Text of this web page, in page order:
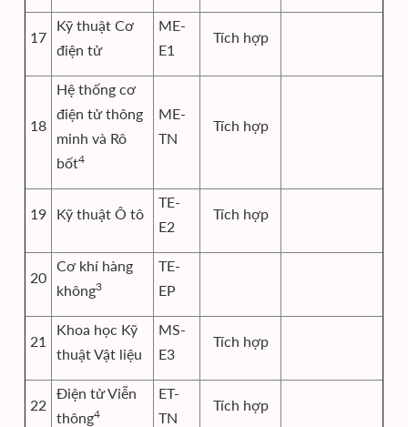
17
Kỹ thuật Cơ
điện tử
ME-
E1
Tích hợp
18
Hệ thống cơ
điện tử thông
minh và Rô
bốt4
ME-
TN
Tích hợp
19 Kỹ thuật Ô tô
TE-
E2
Tích hợp
20
Cơ khí hàng
không3
TE-
EP
21
Khoa học Kỹ
thuật Vật liệu
MS-
E3
Tích hợp
22
Điện tử Viễn
thông4
ET-
TN
Tích hợp